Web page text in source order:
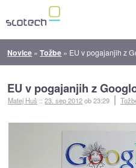
Novice »Tožbe » EU v pogajanjih z
EU v pogajanjih z
Matej Huš ::23. sep 2012ob 23:29